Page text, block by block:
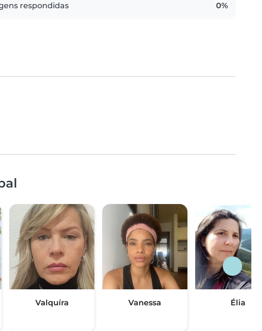
respondidas 0%
Valquíra Vanessa Élia